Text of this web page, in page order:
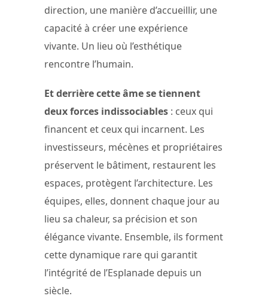
direction, une manière d’accueillir, une
capacité à créer une expérience
vivante. Un lieu où l’esthétique
rencontre l’humain.
Et derrière cette âme se tiennent
deux forces indissociables : ceux qui
financent et ceux qui incarnent. Les
investisseurs, mécènes et propriétaires
préservent le bâtiment, restaurent les
espaces, protègent l’architecture. Les
équipes, elles, donnent chaque jour au
lieu sa chaleur, sa précision et son
élégance vivante. Ensemble, ils forment
cette dynamique rare qui garantit
l’intégrité de l’Esplanade depuis un
siècle.